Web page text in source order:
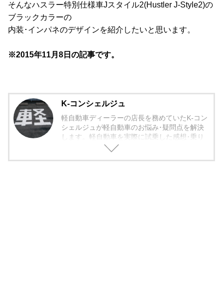
そんなハスラー特別仕様車Jスタイル2(Hustler J-Style2)の
ブラックカラーの
内装･インパネのデザインを紹介したいと思います。
※2015年11月8日の記事です。
K-コンシェルジュ
軽自動車ディーラーの店長を務めていたK-コン
シェルジュが軽自動車のお悩み･疑問点を解決
します。軽自動車を実際に試乗した感想･乗り
心地から欠点まで包み隠さず紹介していきま